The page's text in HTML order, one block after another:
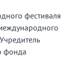
фестиваля
фонда